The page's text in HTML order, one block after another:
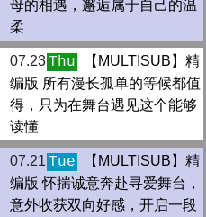
母的相遇，邂逅属于自己的温
柔
07.23Thu
【MULTISUB】精
编版 所有漫长孤单的等候都值
得，只为在舞台遇见这个能够
读懂
07.21 Tue
【MULTISUB】精
编版 怀揣诚意奔赴寻爱舞台，
意外收获双向好感，开启一段